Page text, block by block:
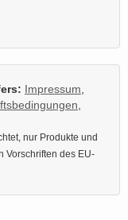
Impressum,
,
nur Produkte und
Vorschriften des EU-